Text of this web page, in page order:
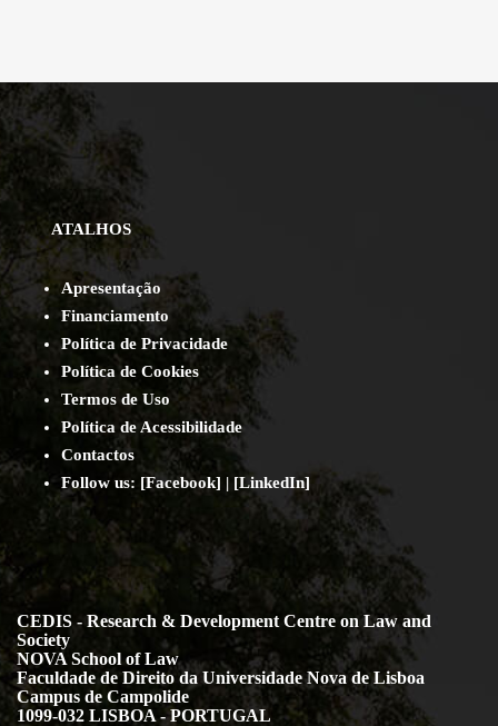
ATALHOS
Apresentação
Financiamento
Política de Privacidade
Política de Cookies
Termos de Uso
Política de Acessibilidade
Contactos
Follow us: [Facebook] | [LinkedIn]
CEDIS - Research & Development Centre on Law and
Society
NOVA School of Law
Faculdade de Direito da Universidade Nova de Lisboa
Campus de Campolide
1099-032 LISBOA - PORTUGAL